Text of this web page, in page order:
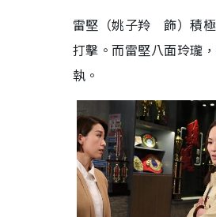
雷堅（姚子羚 飾）積極
打擊。而雷堅八面玲瓏
執。